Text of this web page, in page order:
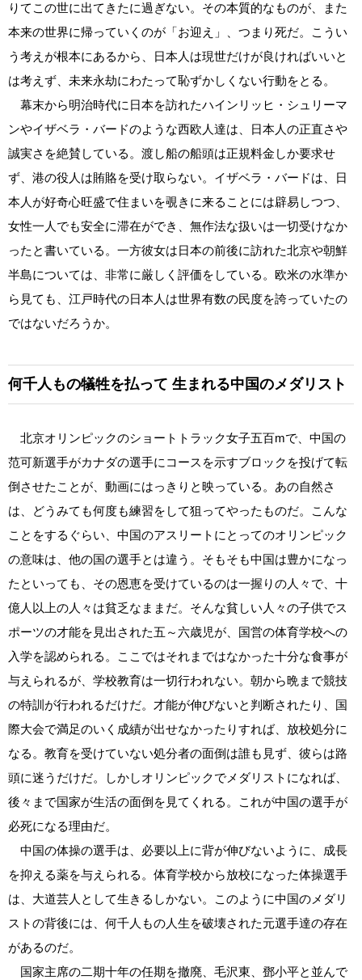
りてこの世に出てきたに過ぎない。その本質的なものが、また
本来の世界に帰っていくのが「お迎え」、つまり死だ。こうい
う考えが根本にあるから、日本人は現世だけが良ければいいと
は考えず、未来永劫にわたって恥ずかしくない行動をとる。
幕末から明治時代に日本を訪れたハインリッヒ・シュリーマ
ンやイザベラ・バードのような西欧人達は、日本人の正直さや
誠実さを絶賛している。渡し船の船頭は正規料金しか要求せ
ず、港の役人は賄賂を受け取らない。イザベラ・バードは、日
本人が好奇心旺盛で住まいを覗きに来ることには辟易しつつ、
女性一人でも安全に滞在ができ、無作法な扱いは一切受けなか
ったと書いている。一方彼女は日本の前後に訪れた北京や朝鮮
半島については、非常に厳しく評価をしている。欧米の水準か
ら見ても、江戸時代の日本人は世界有数の民度を誇っていたの
ではないだろうか。
何千人もの犠牲を払って 生まれる中国のメダリスト
北京オリンピックのショートトラック女子五百mで、中国の
范可新選手がカナダの選手にコースを示すブロックを投げて転
倒させたことが、動画にはっきりと映っている。あの自然さ
は、どうみても何度も練習をして狙ってやったものだ。こんな
ことをするぐらい、中国のアスリートにとってのオリンピック
の意味は、他の国の選手とは違う。そもそも中国は豊かになっ
たといっても、その恩恵を受けているのは一握りの人々で、十
億人以上の人々は貧乏なままだ。そんな貧しい人々の子供でス
ポーツの才能を見出された五～六歳児が、国営の体育学校への
入学を認められる。ここではそれまではなかった十分な食事が
与えられるが、学校教育は一切行われない。朝から晩まで競技
の特訓が行われるだけだ。才能が伸びないと判断されたり、国
際大会で満足のいく成績が出せなかったりすれば、放校処分に
なる。教育を受けていない処分者の面倒は誰も見ず、彼らは路
頭に迷うだけだ。しかしオリンピックでメダリストになれば、
後々まで国家が生活の面倒を見てくれる。これが中国の選手が
必死になる理由だ。
中国の体操の選手は、必要以上に背が伸びないように、成長
を抑える薬を与えられる。体育学校から放校になった体操選手
は、大道芸人として生きるしかない。このように中国のメダリ
ストの背後には、何千人もの人生を破壊された元選手達の存在
があるのだ。
国家主席の二期十年の任期を撤廃、毛沢東、鄧小平と並んで